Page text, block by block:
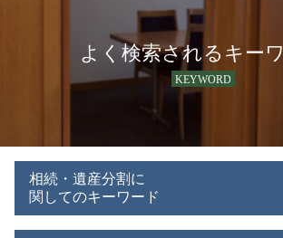
よく検索されるキー
KEYWORD
相続・遺産分割に
関してのキーワード